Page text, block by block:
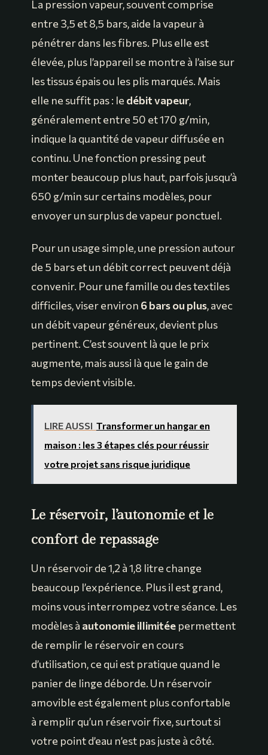
La pression vapeur, souvent comprise
entre 3,5 et 8,5 bars, aide la vapeur à
pénétrer dans les fibres. Plus elle est
élevée, plus l’appareil se montre à l’aise sur
les tissus épais ou les plis marqués. Mais
elle ne suffit pas : le débit vapeur,
généralement entre 50 et 170 g/min,
indique la quantité de vapeur diffusée en
continu. Une fonction pressing peut
monter beaucoup plus haut, parfois jusqu’à
650 g/min sur certains modèles, pour
envoyer un surplus de vapeur ponctuel.
Pour un usage simple, une pression autour
de 5 bars et un débit correct peuvent déjà
convenir. Pour une famille ou des textiles
difficiles, viser environ 6 bars ou plus, avec
un débit vapeur généreux, devient plus
pertinent. C’est souvent là que le prix
augmente, mais aussi là que le gain de
temps devient visible.
LIRE AUSSI Transformer un hangar en
maison : les 3 étapes clés pour réussir
votre projet sans risque juridique
Le réservoir, l’autonomie et le
confort de repassage
Un réservoir de 1,2 à 1,8 litre change
beaucoup l’expérience. Plus il est grand,
moins vous interrompez votre séance. Les
modèles à autonomie illimitée permettent
de remplir le réservoir en cours
d’utilisation, ce qui est pratique quand le
panier de linge déborde. Un réservoir
amovible est également plus confortable
à remplir qu’un réservoir fixe, surtout si
votre point d’eau n’est pas juste à côté.